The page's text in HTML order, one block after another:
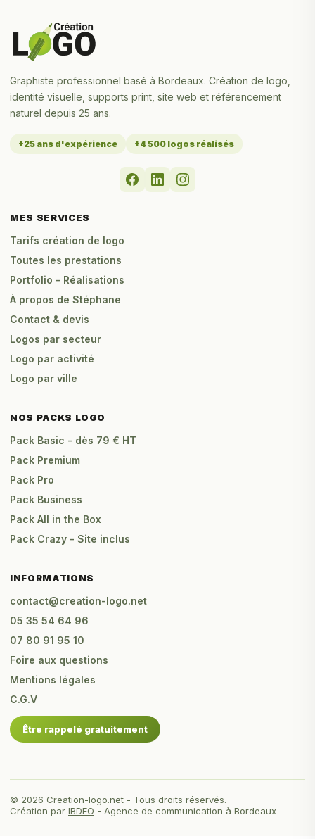
Graphiste professionnel basé à Bordeaux. Création de logo,
identité visuelle, supports print, site web et référencement
naturel depuis 25 ans.
+25 ans d'expérience +4 500 logos réalisés
MES SERVICES
Tarifs création de logo
Toutes les prestations
Portfolio - Réalisations
À propos de Stéphane
Contact & devis
Logos par secteur
Logo par activité
Logo par ville
NOS PACKS LOGO
Pack Basic - dès 79 € HT
Pack Premium
Pack Pro
Pack Business
Pack All in the Box
Pack Crazy - Site inclus
INFORMATIONS
contact@creation-logo.net
05 35 54 64 96
07 80 91 95 10
Foire aux questions
Mentions légales
C.G.V
Être rappelé gratuitement
© 2026 Creation-logo.net - Tous droits réservés.
Création par IBDEO - Agence de communication à Bordeaux